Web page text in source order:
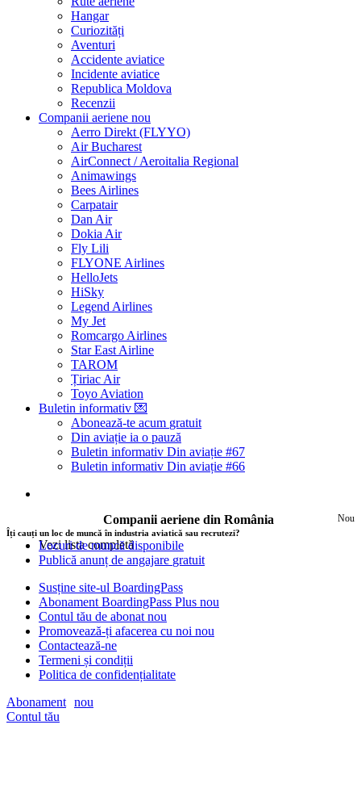
Hangar
Curiozități
Aventuri
Accidente aviatice
Incidente aviatice
Republica Moldova
Recenzii
Companii aeriene nou
Aerro Direkt (FLYYO)
Air Bucharest
AirConnect / Aeroitalia Regional
Animawings
Bees Airlines
Carpatair
Dan Air
Dokia Air
Fly Lili
FLYONE Airlines
HelloJets
HiSky
Legend Airlines
My Jet
Romcargo Airlines
Star East Airline
TAROM
Țiriac Air
Toyo Aviation
Buletin informativ 💌
Abonează-te acum gratuit
Din aviație ia o pauză
Buletin informativ Din aviație #67
Buletin informativ Din aviație #66
Nou
Companii aeriene din România
Vezi lista completă
Îți cauți un loc de muncă în industria aviatică sau recrutezi?
Locuri de muncă disponibile
Publică anunț de angajare gratuit
Susține site-ul BoardingPass
Abonament BoardingPass Plus nou
Contul tău de abonat nou
Promovează-ți afacerea cu noi nou
Contactează-ne
Termeni și condiții
Politica de confidențialitate
Abonament nou
Contul tău